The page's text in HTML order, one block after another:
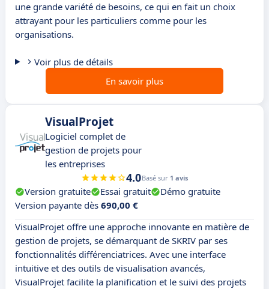
une grande variété de besoins, ce qui en fait un choix
attrayant pour les particuliers comme pour les
organisations.
Voir plus de détails
En savoir plus
VisualProjet
Logiciel complet de
gestion de projets pour
les entreprises
4.0Basé sur 1 avis
Version gratuite Essai gratuit
Démo gratuite
Version payante dès 690,00 €
VisualProjet offre une approche innovante en matière de
gestion de projets, se démarquant de SKRIV par ses
fonctionnalités différenciatrices. Avec une interface
intuitive et des outils de visualisation avancés,
VisualProjet facilite la planification et le suivi des projets